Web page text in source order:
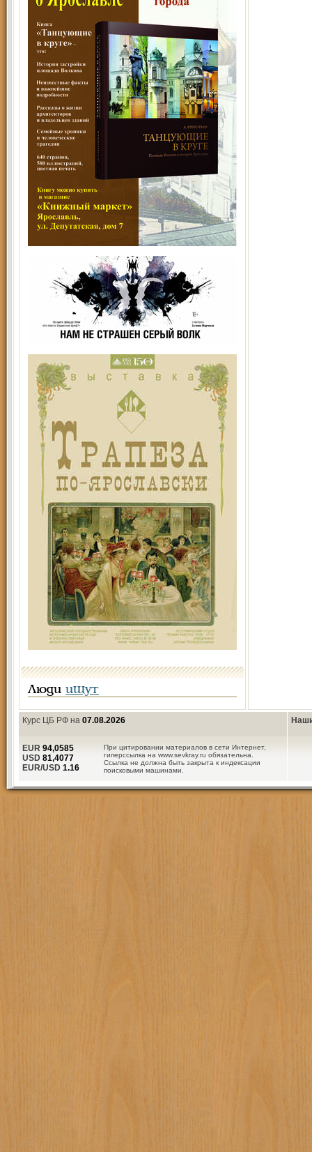
Люди ищут
Курс ЦБ РФ на 07.08.2026
При цитировании материалов в сети Интернет,
гиперссылка на www.sevkray.ru обязательна.
Ссылка не должна быть закрыта к индексации
поисковыми машинами.
EUR 94,0585
USD 81,4077
EUR/USD 1.16